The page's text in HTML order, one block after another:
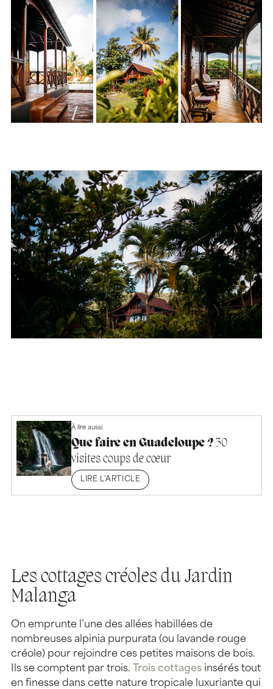
À lire aussi
Que faire en Guadeloupe ?30
visites coups de cœur
LIRE L'ARTICLE
Les cottages créoles du Jardin
Malanga
On emprunte l’une des allées habillées de
nombreuses alpinia purpurata (ou lavande rouge
créole) pour rejoindre ces petites maisons de bois.
Ils se comptent par trois.
Trois cottages insérés tout
en finesse dans cette nature tropicale luxuriante qui